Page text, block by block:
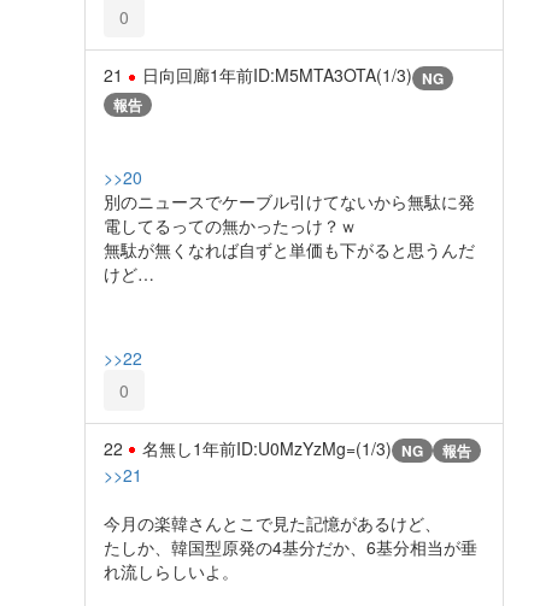
0
21 日向回廊1年前ID:M5MTA3OTA(1/3) NG
報告
>>20
別のニュースでケーブル引けてないから無駄に発
電してるっての無かったっけ？ｗ
無駄が無くなれば自ずと単価も下がると思うんだ
けど…
>>22
0
22 名無し1年前ID:U0MzYzMg=(1/3) NG 報告
>>21
今月の楽韓さんとこで見た記憶があるけど、
たしか、韓国型原発の4基分だか、6基分相当が垂
れ流しらしいよ。